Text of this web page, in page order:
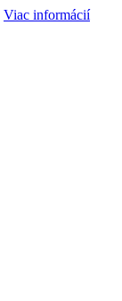
Viac informácií